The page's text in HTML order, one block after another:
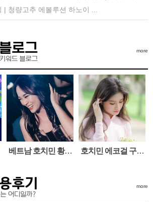
새로운 입점 매장 소식 | 청량고추 에볼루션 하노이 ...
more
베트남 호치민 황제
호치민 에코걸 구성
more